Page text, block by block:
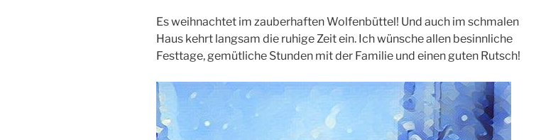
Es weihnachtet im zauberhaften Wolfenbüttel! Und auch im schmalen
Haus kehrt langsam die ruhige Zeit ein. Ich wünsche allen besinnliche
Festtage, gemütliche Stunden mit der Familie und einen guten Rutsch!